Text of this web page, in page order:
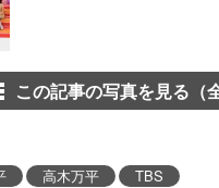
この記事の写真を見る（
高木万平 TBS